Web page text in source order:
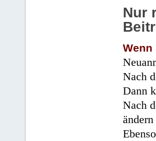
Nur
Wenn
Nach
Dann
Nach